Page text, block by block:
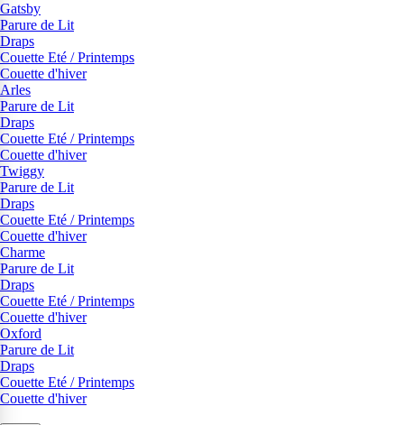
Gatsby
Parure de Lit
Draps
Couette Eté / Printemps
Couette d'hiver
Arles
Parure de Lit
Draps
Couette Eté / Printemps
Couette d'hiver
Twiggy
Parure de Lit
Draps
Couette Eté / Printemps
Couette d'hiver
Charme
Parure de Lit
Draps
Couette Eté / Printemps
Couette d'hiver
Oxford
Parure de Lit
Draps
Couette Eté / Printemps
Couette d'hiver